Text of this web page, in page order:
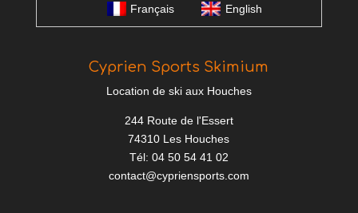
Français English
Cyprien Sports Skimium
Location de ski aux Houches
244 Route de l'Essert
74310 Les Houches
Tél: 04 50 54 41 02
contact@cypriensports.com